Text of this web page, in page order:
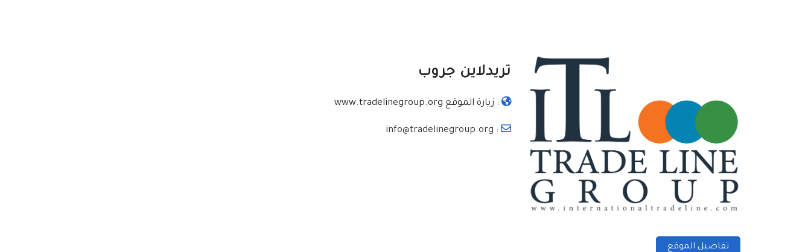
تريدلاين جروب
: زيارة الموقع www.tradelinegroup.org
: info@tradelinegroup.org
تفاصيل الموقع